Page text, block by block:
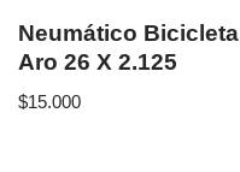
Neumático Bicicleta
Aro 26 X 2.125
$15.000